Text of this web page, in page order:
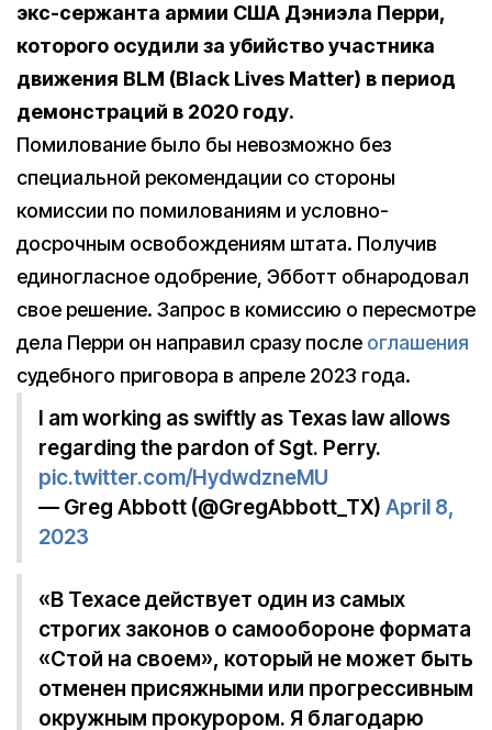
экс-сержанта армии США Дэниэла Перри,
которого осудили за убийство участника
движения BLM (Black Lives Matter) в период
демонстраций в 2020 году.
Помилование было бы невозможно без
специальной рекомендации со стороны
комиссии по помилованиям и условно-
досрочным освобождениям штата. Получив
единогласное одобрение, Эбботт обнародовал
свое решение. Запрос в комиссию о пересмотре
дела Перри он направил сразу после оглашения
судебного приговора в апреле 2023 года.
I am working as swiftly as Texas law allows
regarding the pardon of Sgt. Perry.
pic.twitter.com/HydwdzneMU
— Greg Abbott (@GregAbbott_TX) April 8,
2023
«В Техасе действует один из самых
строгих законов о самообороне формата
«Стой на своем», который не может быть
отменен присяжными или прогрессивным
окружным прокурором. Я благодарю